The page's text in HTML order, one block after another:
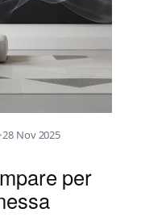
•28 Nov 2025
per